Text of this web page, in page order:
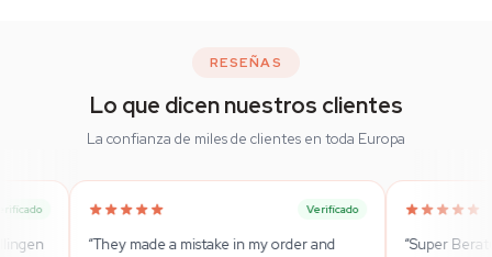
RESEÑAS
Lo que dicen nuestros clientes
La confianza de miles de clientes en toda Europa
a mistake in my order and
“Super Beratung und top